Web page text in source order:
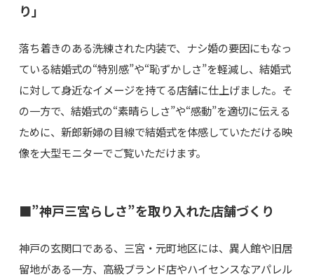
り」
落ち着きのある洗練された内装で、ナシ婚の要因にもなっ
ている結婚式の“特別感”や“恥ずかしさ”を軽減し、結婚式
に対して身近なイメージを持てる店舗に仕上げました。そ
の一方で、結婚式の“素晴らしさ”や“感動”を適切に伝える
ために、新郎新婦の目線で結婚式を体感していただける映
像を大型モニターでご覧いただけます。
■”神戸三宮らしさ”を取り入れた店舗づくり
神戸の玄関口である、三宮・元町地区には、異人館や旧居
留地がある一方、高級ブランド店やハイセンスなアパレル